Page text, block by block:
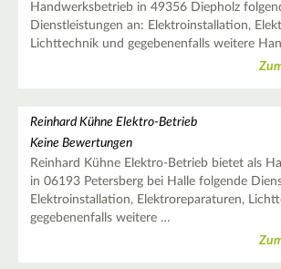
Handwerksbetrieb in 49356 Diepholz
Dienstleistungen an: Elektroinstallation,
Lichttechnik und gegebenenfalls weitere
Reinhard Kühne Elektro-Betrieb
Keine Bewertungen
Reinhard Kühne Elektro-Betrieb bietet als
in 06193 Petersberg bei Halle folgende
Elektroinstallation, Elektroreparaturen,
gegebenenfalls weitere …